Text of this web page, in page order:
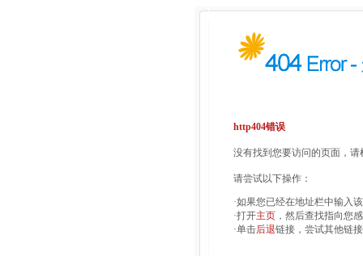
http404错误
没有找到您要访问的页面，
请尝试以下操作：
·如果您已经在地址栏中输入
·打开主页 ，然后查找指向您
·单击后退链接，尝试其他链